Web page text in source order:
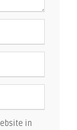
in